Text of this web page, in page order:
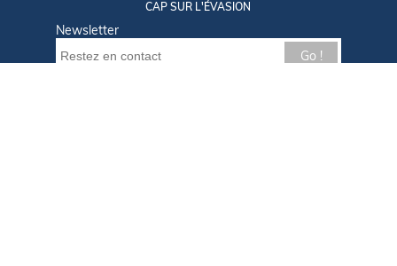
CAP SUR L'ÉVASION
Newsletter
Go !